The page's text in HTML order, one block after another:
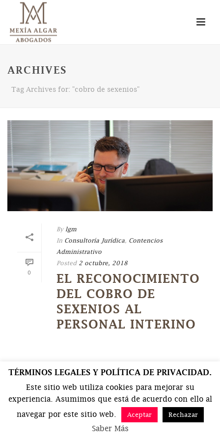
ARCHIVES
Tag Archives for: "cobro de sexenios"
0
By lgm
In Consultoría Jurídica, Contencios
Administrativo
Posted 2 octubre, 2018
EL RECONOCIMIENTO
DEL COBRO DE
SEXENIOS AL
PERSONAL INTERINO
TÉRMINOS LEGALES Y POLÍTICA DE PRIVACIDAD.
Este sitio web utiliza cookies para mejorar su
experiencia. Asumimos que está de acuerdo con ello al
navegar por este sitio web.
Aceptar Rechazar
Saber Más